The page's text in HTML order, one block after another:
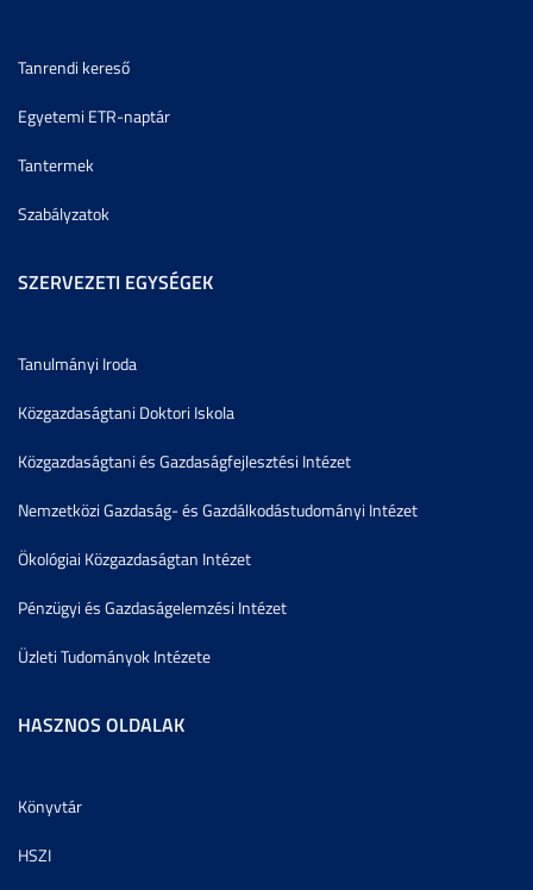
Tanrendi kereső
Egyetemi ETR-naptár
Tantermek
Szabályzatok
SZERVEZETI EGYSÉGEK
Tanulmányi Iroda
Közgazdaságtani Doktori Iskola
Közgazdaságtani és Gazdaságfejlesztési Intézet
Nemzetközi Gazdaság- és Gazdálkodástudományi Intézet
Ökológiai Közgazdaságtan Intézet
Pénzügyi és Gazdaságelemzési Intézet
Üzleti Tudományok Intézete
HASZNOS OLDALAK
Könyvtár
HSZI